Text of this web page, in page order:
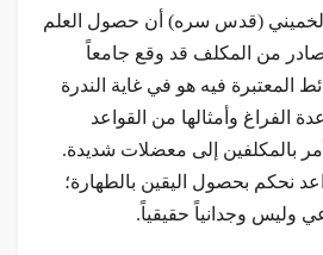
الخميني (قدس سره) أن حصول العلم
من المكلف قد وقع جامعاً
المعتبرة فيه هو في غاية الندرة
الفراغ وأمثالها من القواعد
بالمكلفين إلى معضلات شديدة.
نحكم بحصول اليقين بالطهارة؛
وليس وجدانياً حقيقياً.